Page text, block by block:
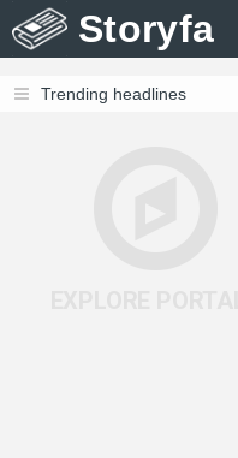
Storyfa
Trending headlines